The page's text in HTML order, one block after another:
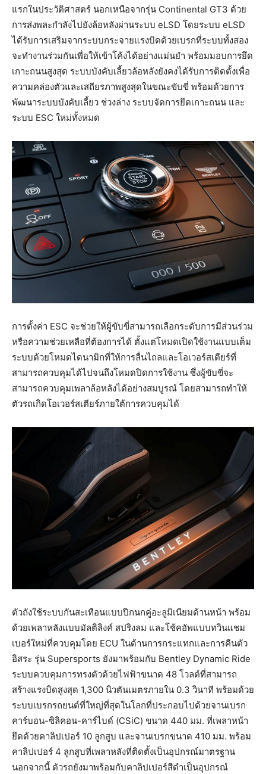
แรกในประวัติศาสตร์ นอกเหนือจากรุ่น Continental GT3 ด้วย
การส่งพละกำลังไปยังล้อหลังผ่านระบบ eLSD โดยระบบ eLSD
ได้รับการเสริมจากระบบกระจายแรงบิดด้วยเบรกที่ระบบทั้งสอง
จะทำงานร่วมกันเพื่อให้เข้าโค้งได้อย่างแม่นยำ พร้อมมอบการยึด
เกาะถนนสูงสุด ระบบบังคับเลี้ยวล้อหลังยังคงได้รับการติดตั้งเพื่อ
ความคล่องตัวและเสถียรภาพสูงสุดในขณะขับขี่ พร้อมด้วยการ
พัฒนาระบบบังคับเลี้ยว ช่วงล่าง ระบบจัดการยึดเกาะถนน และ
ระบบ ESC ใหม่ทั้งหมด
การตั้งค่า ESC จะช่วยให้ผู้ขับขี่สามารถเลือกระดับการมีส่วนร่วม
หรือความช่วยเหลือที่ต้องการได้ ตั้งแต่โหมดเปิดใช้งานแบบเต็ม
ระบบด้วยโหมดไดนามิกที่ให้การลื่นไถลและโอเวอร์สเตียร์ที่
สามารถควบคุมได้ไปจนถึงโหมดปิดการใช้งาน ซึ่งผู้ขับขี่จะ
สามารถควบคุมเพลาล้อหลังได้อย่างสมบูรณ์ โดยสามารถทำให้
ตัวรถเกิดโอเวอร์สเตียร์ภายใต้การควบคุมได้
ตัวถังใช้ระบบกันสะเทือนแบบปีกนกคู่อะลูมิเนียมด้านหน้า พร้อม
ด้วยเพลาหลังแบบมัลติลิงค์ สปริงลม และโช้คอัพแบบทวินแชม
เบอร์ใหม่ที่ควบคุมโดย ECU ในด้านการกระแทกและการคืนตัว
อิสระ รุ่น Supersports ยังมาพร้อมกับ Bentley Dynamic Ride
ระบบควบคุมการทรงตัวด้วยไฟฟ้าขนาด 48 โวลต์ที่สามารถ
สร้างแรงบิดสูงสุด 1,300 นิวตันเมตรภายใน 0.3 วินาที พร้อมด้วย
ระบบเบรกรถยนต์ที่ใหญ่ที่สุดในโลกที่ประกอบไปด้วยจานเบรก
คาร์บอน-ซิลิคอน-คาร์ไบด์ (CSiC) ขนาด 440 มม. ที่เพลาหน้า
ยึดด้วยคาลิปเปอร์ 10 ลูกสูบ และจานเบรกขนาด 410 มม. พร้อม
คาลิปเปอร์ 4 ลูกสูบที่เพลาหลังที่ติดตั้งเป็นอุปกรณ์มาตรฐาน
นอกจากนี้ ตัวรถยังมาพร้อมกับคาลิปเปอร์สีดำเป็นอุปกรณ์